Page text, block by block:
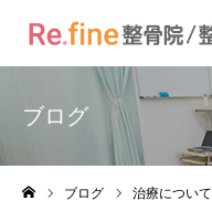
ブログ
ブログ 治療について